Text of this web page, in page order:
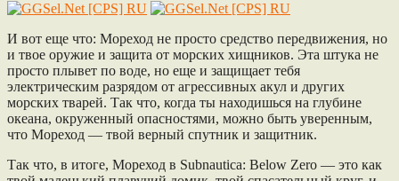
И вот еще что: Мореход не просто средство передвижения, но
и твое оружие и защита от морских хищников. Эта штука не
просто плывет по воде, но еще и защищает тебя
электрическим разрядом от агрессивных акул и других
морских тварей. Так что, когда ты находишься на глубине
океана, окруженный опасностями, можно быть уверенным,
что Мореход — твой верный спутник и защитник.
Так что, в итоге, Мореход в Subnautica: Below Zero — это как